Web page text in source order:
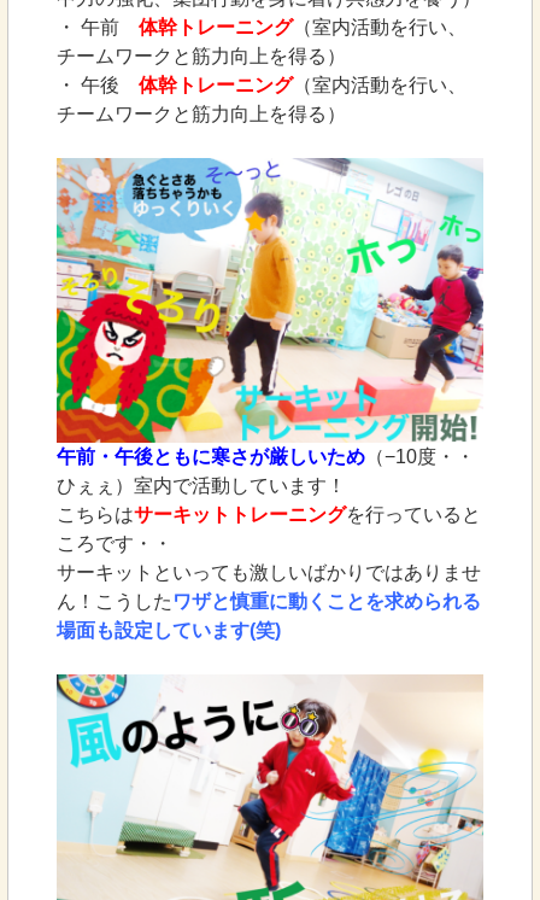
・ 午前 体幹トレーニング（室内活動を行い、
チームワークと筋力向上を得る）
・ 午後 体幹トレーニング（室内活動を行い、
チームワークと筋力向上を得る）
午前・午後ともに寒さが厳しいため （−10度・・
ひぇぇ）室内で活動しています！
こちらはサーキットトレーニングを行っていると
ころです・・
サーキットといっても激しいばかりではありませ
ん！こうした ワザと慎重に動くことを求められる
場面も設定しています(笑)